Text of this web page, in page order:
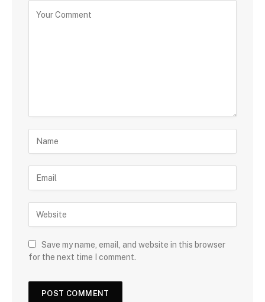
Save my name, email, and website in this browser
for the next time I comment.